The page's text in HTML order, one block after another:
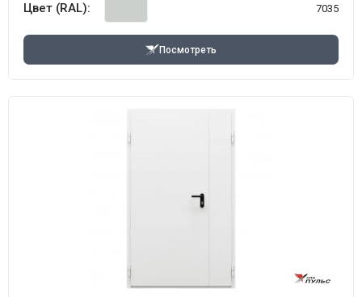
Цвет (RAL): 7035
Посмотреть